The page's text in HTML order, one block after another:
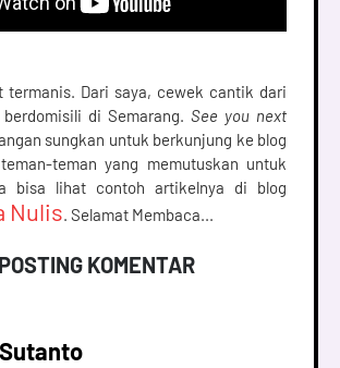
termanis. Dari saya, cewek cantik dari
di Semarang. See you next
sungkan untuk berkunjung ke blog
teman yang memutuskan untuk
Nulis. Selamat Membaca...
POSTING KOMENTAR